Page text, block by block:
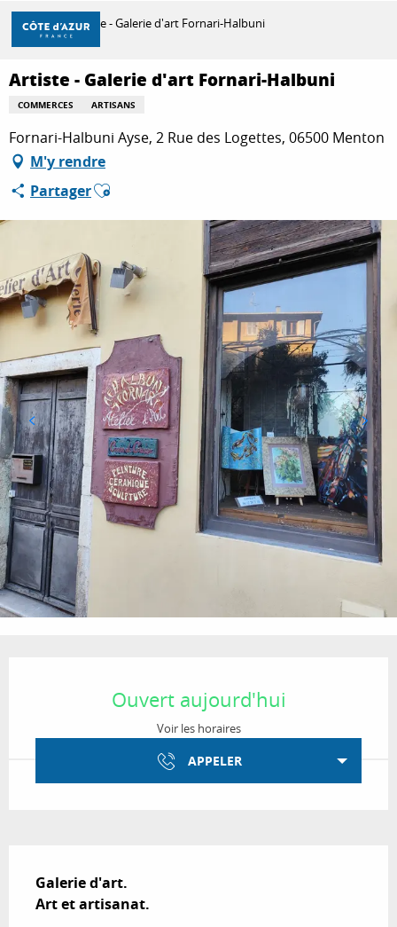
Aller
contenu
principal
DÉCOUVRIR
À FAIRE
SÉJOURNER
Accueil Artiste - Galerie d'art Fornari-Halbuni
Artiste - Galerie d'art Fornari-Halbuni
COMMERCES ARTISANS
Fornari-Halbuni Ayse, 2 Rue des Logettes, 06500 Menton
M'y rendre
PartagerAjouter aux favoris
Ouvert aujourd'hui
Voir les horaires
APPELER
Galerie d'art.
Art et artisanat.